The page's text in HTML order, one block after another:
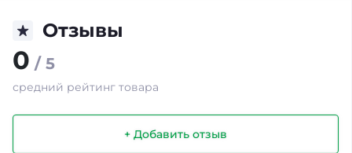
Отзывы
0 / 5
средний рейтинг товара
+ Добавить отзыв